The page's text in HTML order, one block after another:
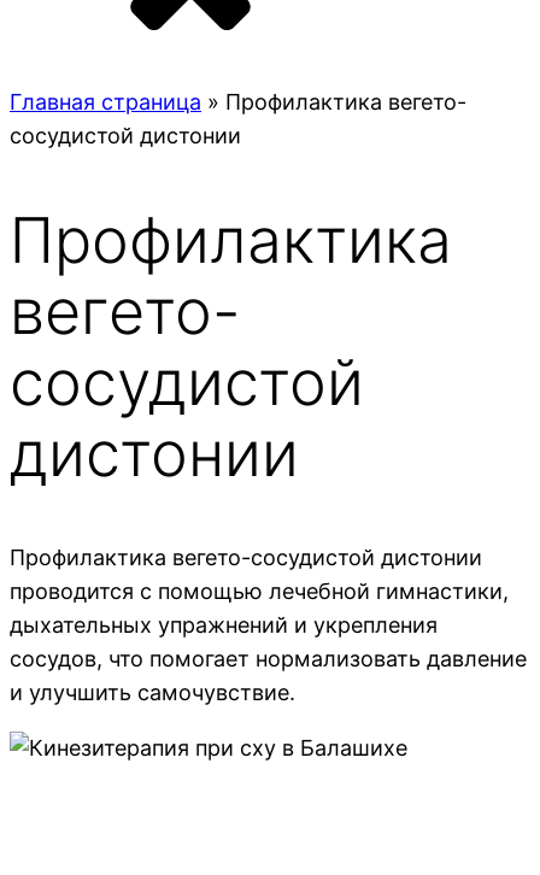
Главная страница » Профилактика вегето-
сосудистой дистонии
Профилактика
вегето-
сосудистой
дистонии
Профилактика вегето-сосудистой дистонии
проводится с помощью лечебной гимнастики,
дыхательных упражнений и укрепления
сосудов, что помогает нормализовать давление
и улучшить самочувствие.